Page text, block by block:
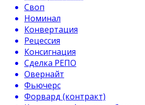
Своп
Номинал
Конвертация
Рецессия
Консигнация
Сделка РЕПО
Овернайт
Фьючерс
Форвард (контракт)